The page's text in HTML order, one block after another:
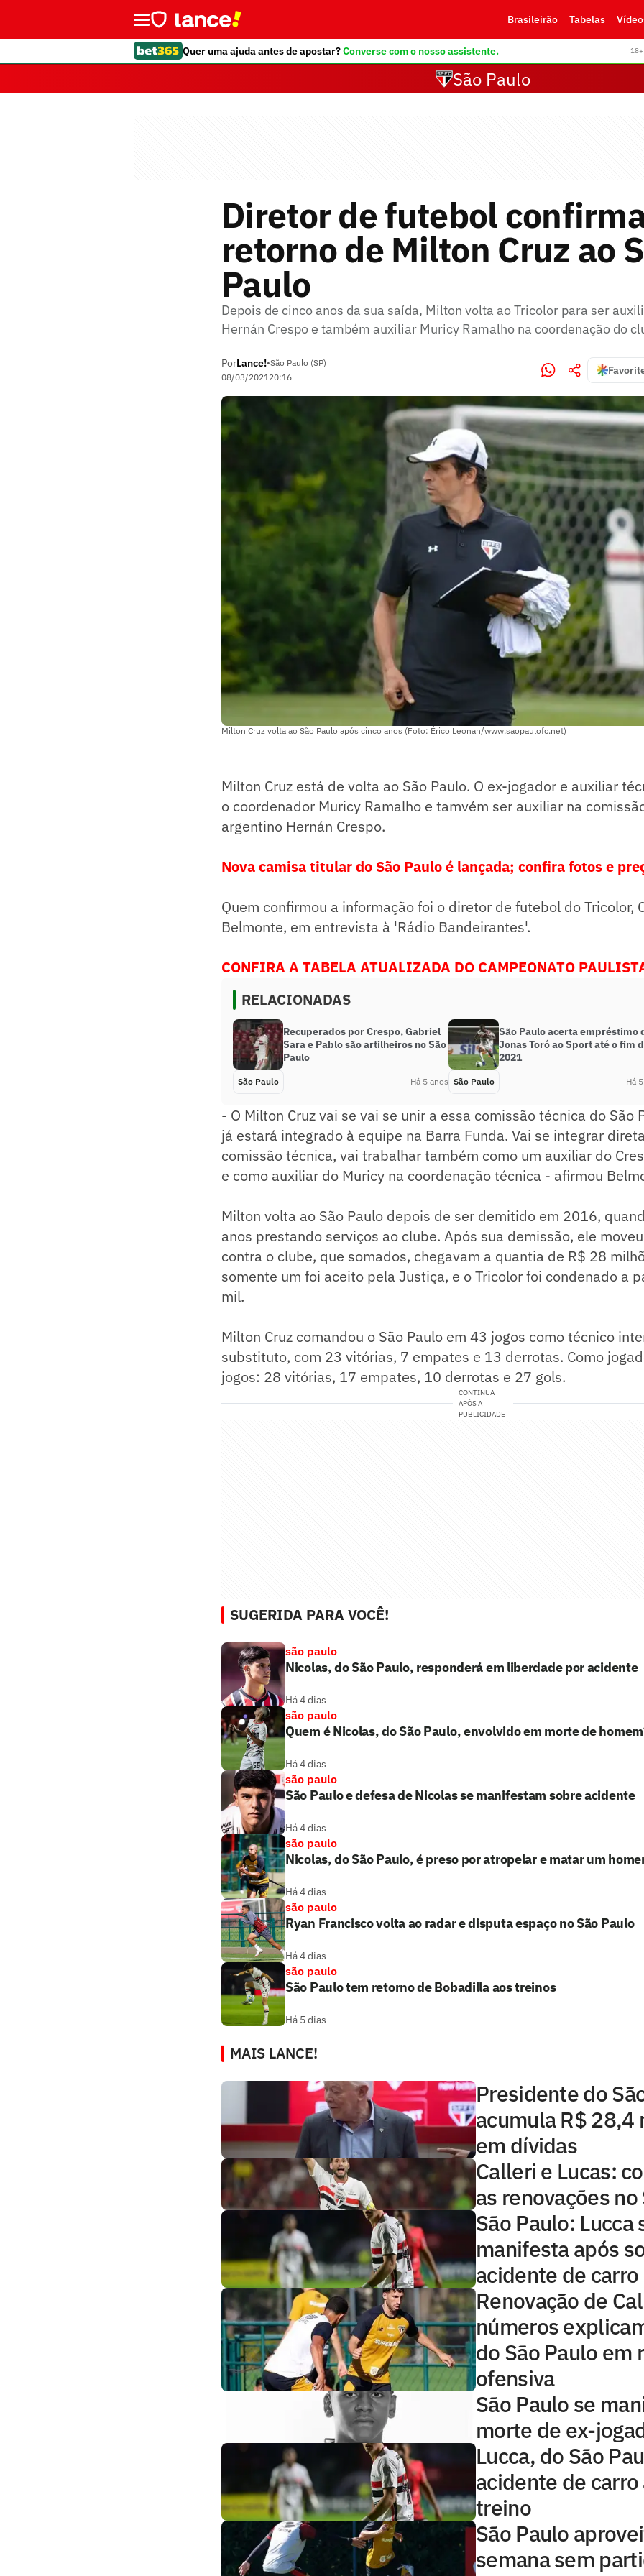
Brasileirão Tabelas
Quer uma ajuda antes de apostar?Converse com o nosso assistente.
São Paulo
Diretor de futebol
retorno de Milton Cruz ao
Paulo
Depois de cinco anos da sua saída, Milton volta ao Tricolor para ser
Hernán Crespo e também auxiliar Muricy Ramalho na coordenação do
PorLance!•São Paulo (SP)
08/03/202120:16
Milton Cruz volta ao São Paulo após cinco anos (Foto: Érico Leonan/www.saopaulofc.net)
Milton Cruz está de volta ao São Paulo. O ex-jogador e auxiliar
o coordenador Muricy Ramalho e tamvém ser auxiliar na
argentino Hernán Crespo.
Nova camisa titular do São Paulo é lançada; confira fotos e
Quem confirmou a informação foi o diretor de futebol do Tricolor,
Belmonte, em entrevista à 'Rádio Bandeirantes'.
CONFIRA A TABELA ATUALIZADA DO CAMPEONATO
RELACIONADAS
Recuperados por Crespo, Gabriel
Sara e Pablo são artilheiros no São
Paulo
São Paulo Há 5 anos
São Paulo acerta empréstimo
Jonas Toró ao Sport até o fim
2021
São Paulo Há
- O Milton Cruz vai se vai se unir a essa comissão técnica do São
já estará integrado à equipe na Barra Funda. Vai se integrar
comissão técnica, vai trabalhar também como um auxiliar do
e como auxiliar do Muricy na coordenação técnica - afirmou
Milton volta ao São Paulo depois de ser demitido em 2016,
anos prestando serviços ao clube. Após sua demissão, ele
contra o clube, que somados, chegavam a quantia de R$ 28
somente um foi aceito pela Justiça, e o Tricolor foi condenado a
mil.
Milton Cruz comandou o São Paulo em 43 jogos como técnico
substituto, com 23 vitórias, 7 empates e 13 derrotas. Como
jogos: 28 vitórias, 17 empates, 10 derrotas e 27 gols.
CONTINUA
APÓS A
PUBLICIDADE
SUGERIDA PARA VOCÊ!
são paulo
Nicolas, do São Paulo, responderá em liberdade por acidente
Há 4 dias
são paulo
Quem é Nicolas, do São Paulo, envolvido em morte de
Há 4 dias
são paulo
São Paulo e defesa de Nicolas se manifestam sobre acidente
Há 4 dias
são paulo
Nicolas, do São Paulo, é preso por atropelar e matar um
Há 4 dias
são paulo
Ryan Francisco volta ao radar e disputa espaço no São Paulo
Há 4 dias
são paulo
São Paulo tem retorno de Bobadilla aos treinos
Há 5 dias
MAIS LANCE!
Presidente do
acumula R$ 28,4
em dívidas
Calleri e Lucas:
as renovações no
São Paulo: Lucca
manifesta após
acidente de carro
Renovação de
números
do São Paulo em
ofensiva
São Paulo se
morte de ex-
Lucca, do São
acidente de
treino
São Paulo
semana sem